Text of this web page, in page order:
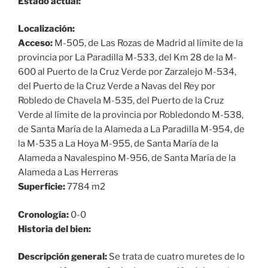
Localización:
Acceso: M-505, de Las Rozas de Madrid al límite de la
provincia por La Paradilla M-533, del Km 28 de la M-
600 al Puerto de la Cruz Verde por Zarzalejo M-534,
del Puerto de la Cruz Verde a Navas del Rey por
Robledo de Chavela M-535, del Puerto de la Cruz
Verde al límite de la provincia por Robledondo M-538,
de Santa María de la Alameda a La Paradilla M-954, de
la M-535 a La Hoya M-955, de Santa María de la
Alameda a Navalespino M-956, de Santa María de la
Alameda a Las Herreras
Superficie:7784 m2
Cronología: 0-0
Historia del bien:
Descripción general: Se trata de cuatro muretes de lo